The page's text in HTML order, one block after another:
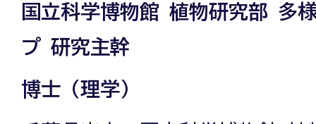
国立科学博物館 植物研究部 多
プ 研究主幹
博士（理学）